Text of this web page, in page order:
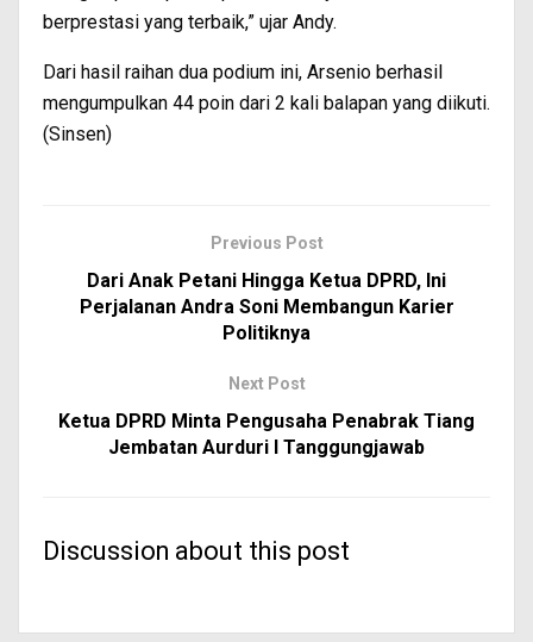
berprestasi yang terbaik,” ujar Andy.
Dari hasil raihan dua podium ini, Arsenio berhasil
mengumpulkan 44 poin dari 2 kali balapan yang diikuti.
(Sinsen)
Previous Post
Dari Anak Petani Hingga Ketua DPRD, Ini
Perjalanan Andra Soni Membangun Karier
Politiknya
Next Post
Ketua DPRD Minta Pengusaha Penabrak Tiang
Jembatan Aurduri I Tanggungjawab
Discussion about this post